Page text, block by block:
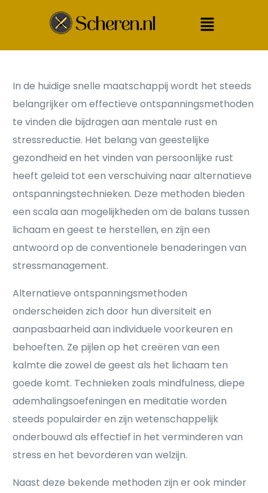
In de huidige snelle maatschappij wordt het steeds
belangrijker om effectieve ontspanningsmethoden
te vinden die bijdragen aan mentale rust en
stressreductie. Het belang van geestelijke
gezondheid en het vinden van persoonlijke rust
heeft geleid tot een verschuiving naar alternatieve
ontspanningstechnieken. Deze methoden bieden
een scala aan mogelijkheden om de balans tussen
lichaam en geest te herstellen, en zijn een
antwoord op de conventionele benaderingen van
stressmanagement.
Alternatieve ontspanningsmethoden
onderscheiden zich door hun diversiteit en
aanpasbaarheid aan individuele voorkeuren en
behoeften. Ze pijlen op het creëren van een
kalmte die zowel de geest als het lichaam ten
goede komt. Technieken zoals mindfulness, diepe
ademhalingsoefeningen en meditatie worden
steeds populairder en zijn wetenschappelijk
onderbouwd als effectief in het verminderen van
stress en het bevorderen van welzijn.
Naast deze bekende methoden zijn er ook minder